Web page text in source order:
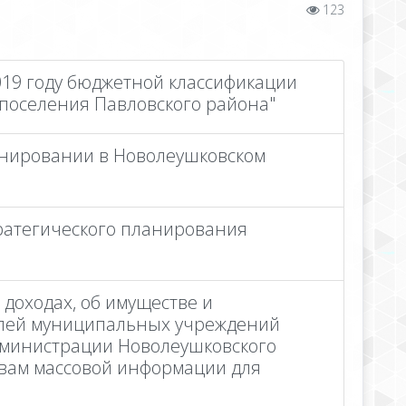
123
году бюджетной классификации
Павловского района"
в Новолеушковском
планирования
об имуществе и
муниципальных учреждений
Новолеушковского
массовой информации для